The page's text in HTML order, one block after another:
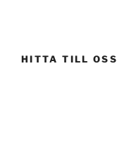
HITTA TILL OSS